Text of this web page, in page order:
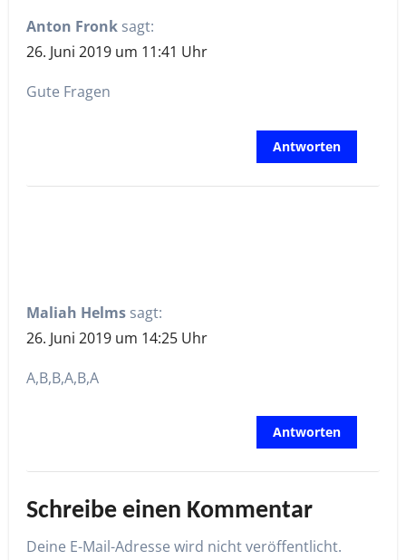
Anton Fronk sagt:
26. Juni 2019 um 11:41 Uhr
Gute Fragen
Antworten
Maliah Helms sagt:
26. Juni 2019 um 14:25 Uhr
A,B,B,A,B,A
Antworten
Schreibe einen Kommentar
Deine E-Mail-Adresse wird nicht veröffentlicht.